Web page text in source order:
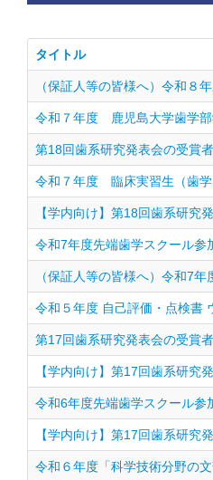
タイトル
（保証人等の皆様へ）令和８
令和７年度 鹿児島大学歯学
第18回歯系研究発表会の受賞
令和７年度 臨床実習生（歯
【学内向け】第18回歯系研究
令和7年度先端歯学スクール参
（保証人等の皆様へ）令和7
令和５年度 自己評価・点検書
第17回歯系研究発表会の受賞
【学内向け】第17回歯系研究
令和6年度先端歯学スクール参
【学内向け】第17回歯系研究
令和６年度「科学技術分野の